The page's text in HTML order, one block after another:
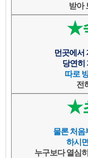
받아
★
먼곳에서
당연히
따로
전
★
물론 처음
하시
누구보다 열심